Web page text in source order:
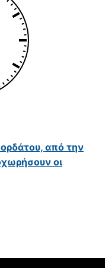
από την
οι